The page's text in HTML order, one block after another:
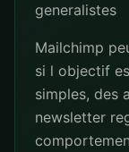
generalistes
Mailchimp
si l objectif
simples, des
newsletter